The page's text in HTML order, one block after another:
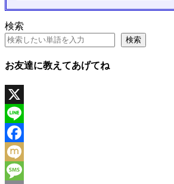
検索
検索
お友達に教えてあげてね
X
Line
Facebook
Mixi